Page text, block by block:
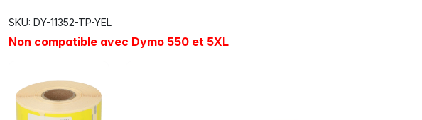
SKU: DY-11352-TP-YEL
Non compatible avec Dymo 550 et 5XL